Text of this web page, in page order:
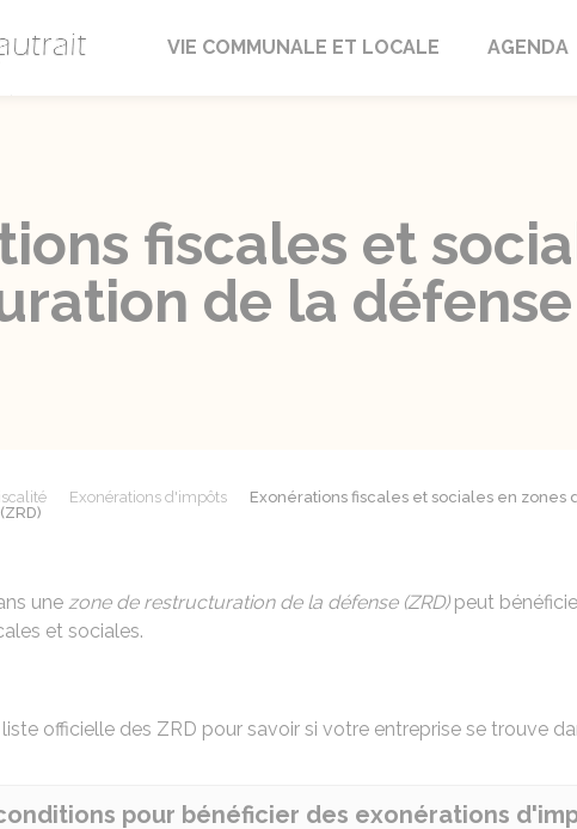
Triac-Lautrait
VIE COMMUNALE ET LOCALE AGENDA
fiscales et
de la défense
Exonérations d'impôts
Exonérations fiscales et sociales en zones
une zone de restructuration de la défense (ZRD)peut
et sociales.
liste officielle des ZRD pour savoir si votre entreprise se trouve
pour bénéficier des exonérations